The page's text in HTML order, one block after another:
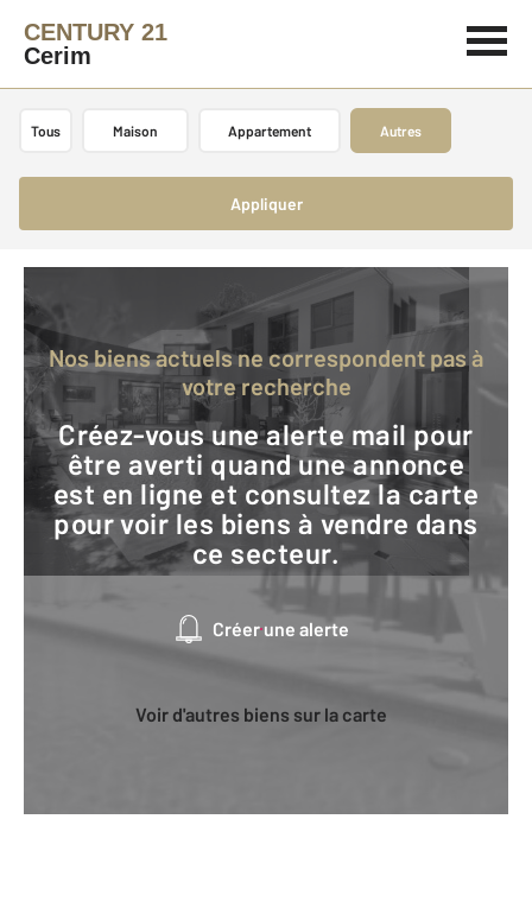
CENTURY 21
Cerim
Tous Maison Appartement Autres
Appliquer
Nos biens actuels ne correspondent pas à
votre recherche
Créez-vous une alerte mail pour
être averti quand une annonce
est en ligne et consultez la carte
pour voir les biens à vendre dans
ce secteur.
Créer une alerte
Voir d'autres biens sur la carte